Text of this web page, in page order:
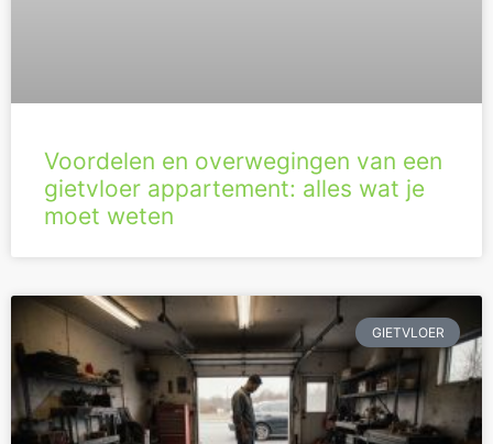
Voordelen en overwegingen van een
gietvloer appartement: alles wat je
moet weten
GIETVLOER